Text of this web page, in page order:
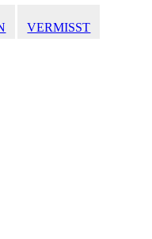
VERMISST